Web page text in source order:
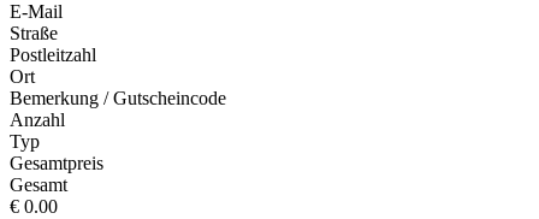
E-Mail
Straße
Postleitzahl
Ort
Bemerkung / Gutscheincode
Anzahl
Typ
Gesamtpreis
Gesamt
€ 0.00